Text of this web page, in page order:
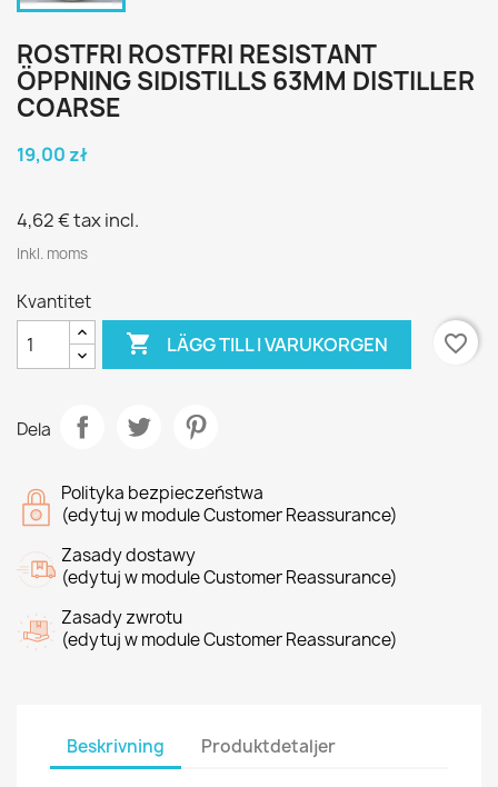
ROSTFRI ROSTFRI RESISTANT
ÖPPNING SIDISTILLS 63MM DISTILLER
COARSE
19,00 zł
4,62 €tax incl.
Inkl. moms
Kvantitet
 LÄGG TILL I VARUKORGEN favorite_border
Dela
Polityka bezpieczeństwa
(edytuj w module Customer Reassurance)
Zasady dostawy
(edytuj w module Customer Reassurance)
Zasady zwrotu
(edytuj w module Customer Reassurance)
Beskrivning Produktdetaljer